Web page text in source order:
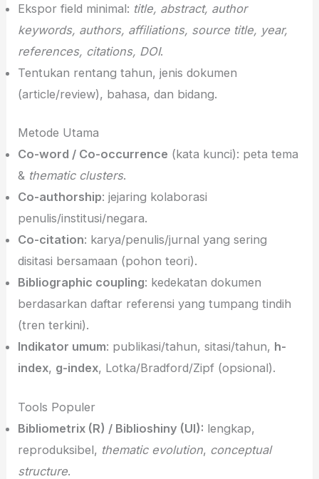
Ekspor field minimal: title, abstract, author
keywords, authors, affiliations, source title, year,
references, citations, DOI.
Tentukan rentang tahun, jenis dokumen
(article/review), bahasa, dan bidang.
Metode Utama
Co-word / Co-occurrence (kata kunci): peta tema
& thematic clusters.
Co-authorship: jejaring kolaborasi
penulis/institusi/negara.
Co-citation: karya/penulis/jurnal yang sering
disitasi bersamaan (pohon teori).
Bibliographic coupling: kedekatan dokumen
berdasarkan daftar referensi yang tumpang tindih
(tren terkini).
Indikator umum: publikasi/tahun, sitasi/tahun, h-
index, g-index, Lotka/Bradford/Zipf (opsional).
Tools Populer
Bibliometrix (R) / Biblioshiny (UI): lengkap,
reproduksibel, thematic evolution, conceptual
structure.